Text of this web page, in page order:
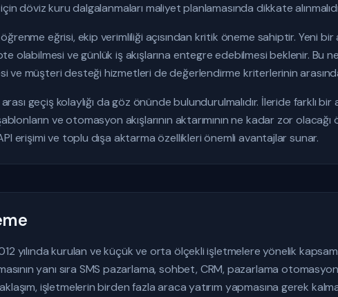
döviz kuru dalgalanmaları maliyet planlamasında dikkate
eğrisi, ekip verimliliği açısından kritik öneme sahiptir. Yeni bir
olabilmesi ve günlük iş akışlarına entegre edebilmesi beklenir. Bu
ve müşteri desteği hizmetleri de değerlendirme kriterlerinin
geçiş kolaylığı da göz önünde bulundurulmalıdır. İleride farklı
ve otomasyon akışlarının aktarımının ne kadar zor olacağı
erişimi ve toplu dışa aktarma özellikleri önemli avantajlar sunar.
yılında kurulan ve küçük ve orta ölçekli işletmelere yönelik
yanı sıra SMS pazarlama, sohbet, CRM, pazarlama
işletmelerin birden fazla araca yatırım yapmasına gerek